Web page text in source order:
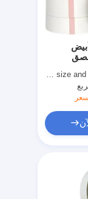
الألومنيوم
quoted as per